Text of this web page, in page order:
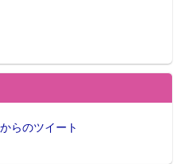
らのツイート